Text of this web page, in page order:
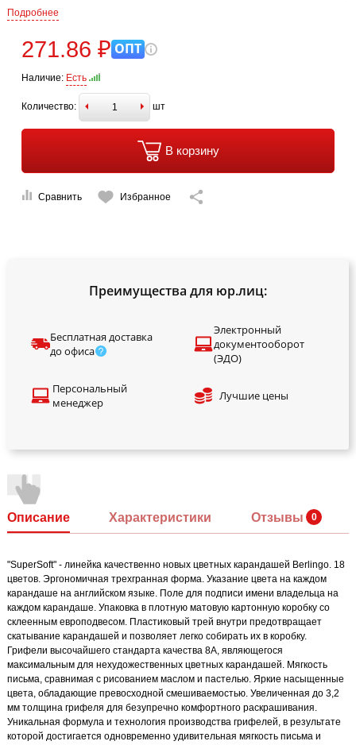
Подробнее
271.86 ₽ ОПТ
Наличие: Есть
Количество: шт
В корзину
Сравнить Избранное
Преимущества для юр.лиц:
Бесплатная доставка
до офиса
Электронный
документооборот
(ЭДО)
Персональный
менеджер
Лучшие цены
Описание Характеристики Отзывы
"SuperSoft" - линейка качественно новых цветных карандашей Berlingo. 18
цветов. Эргономичная трехгранная форма. Указание цвета на каждом
карандаше на английском языке. Поле для подписи имени владельца на
каждом карандаше. Упаковка в плотную матовую картонную коробку со
склеенным европодвесом. Пластиковый трей внутри предотвращает
скатывание карандашей и позволяет легко собирать их в коробку.
Грифели высочайшего стандарта качества 8А, являющегося
максимальным для нехудожественных цветных карандашей. Мягкость
письма, сравнимая с рисованием маслом и пастелью. Яркие насыщенные
цвета, обладающие превосходной смешиваемостью. Увеличенная до 3,2
мм толщина грифеля для безупречно комфортного раскрашивания.
Уникальная формула и технология производства грифелей, в результате
которой достигается одновременно удивительная мягкость письма и